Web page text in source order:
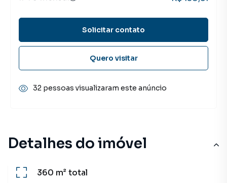
Detalhes do imóvel
360 m²total
Solicitar contato
Quero visitar
32 pessoas visualizaram este anúncio